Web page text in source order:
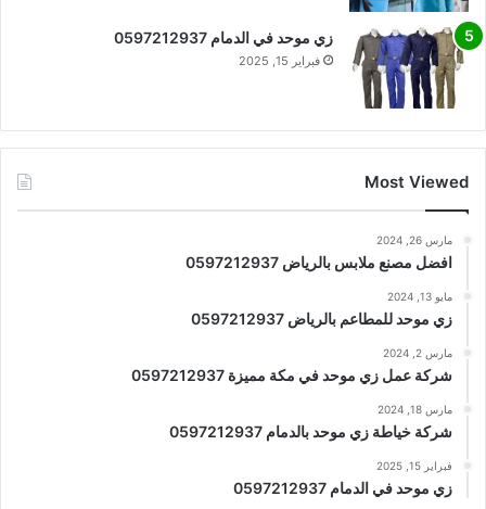
زي موحد في الدمام 0597212937
فبراير 15, 2025
Most Viewed
مارس 26, 2024
افضل مصنع ملابس بالرياض 0597212937
مايو 13, 2024
زي موحد للمطاعم بالرياض 0597212937
مارس 2, 2024
شركة عمل زي موحد في مكة مميزة 0597212937
مارس 18, 2024
شركة خياطة زي موحد بالدمام 0597212937
فبراير 15, 2025
زي موحد في الدمام 0597212937